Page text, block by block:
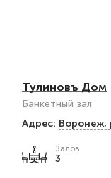
Тулиновъ Дом
Банкетный зал
Адрес: Воронеж,
Залов
3